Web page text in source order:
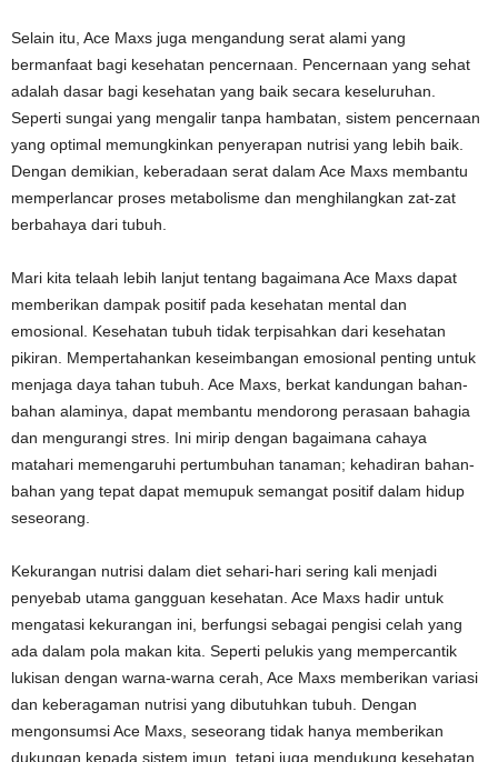
Selain itu, Ace Maxs juga mengandung serat alami yang
bermanfaat bagi kesehatan pencernaan. Pencernaan yang sehat
adalah dasar bagi kesehatan yang baik secara keseluruhan.
Seperti sungai yang mengalir tanpa hambatan, sistem pencernaan
yang optimal memungkinkan penyerapan nutrisi yang lebih baik.
Dengan demikian, keberadaan serat dalam Ace Maxs membantu
memperlancar proses metabolisme dan menghilangkan zat-zat
berbahaya dari tubuh.
Mari kita telaah lebih lanjut tentang bagaimana Ace Maxs dapat
memberikan dampak positif pada kesehatan mental dan
emosional. Kesehatan tubuh tidak terpisahkan dari kesehatan
pikiran. Mempertahankan keseimbangan emosional penting untuk
menjaga daya tahan tubuh. Ace Maxs, berkat kandungan bahan-
bahan alaminya, dapat membantu mendorong perasaan bahagia
dan mengurangi stres. Ini mirip dengan bagaimana cahaya
matahari memengaruhi pertumbuhan tanaman; kehadiran bahan-
bahan yang tepat dapat memupuk semangat positif dalam hidup
seseorang.
Kekurangan nutrisi dalam diet sehari-hari sering kali menjadi
penyebab utama gangguan kesehatan. Ace Maxs hadir untuk
mengatasi kekurangan ini, berfungsi sebagai pengisi celah yang
ada dalam pola makan kita. Seperti pelukis yang mempercantik
lukisan dengan warna-warna cerah, Ace Maxs memberikan variasi
dan keberagaman nutrisi yang dibutuhkan tubuh. Dengan
mengonsumsi Ace Maxs, seseorang tidak hanya memberikan
dukungan kepada sistem imun, tetapi juga mendukung kesehatan